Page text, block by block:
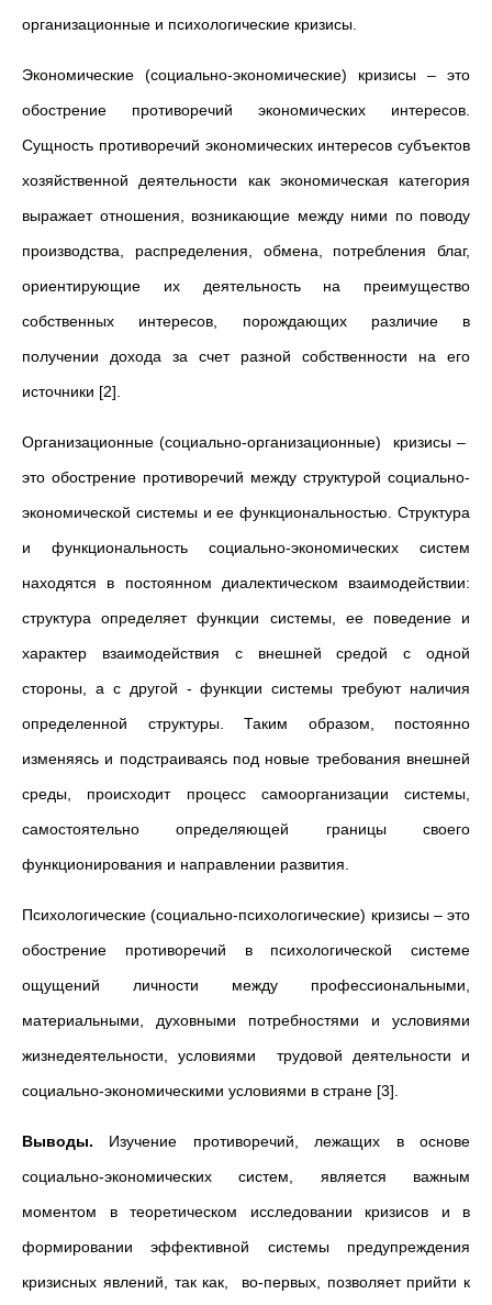
организационные и психологические кризисы.
Экономические (социально-экономические) кризисы – это
обострение противоречий экономических интересов.
Сущность противоречий экономических интересов субъектов
хозяйственной деятельности как экономическая категория
выражает отношения, возникающие между ними по поводу
производства, распределения, обмена, потребления благ,
ориентирующие их деятельность на преимущество
собственных интересов, порождающих различие в
получении дохода за счет разной собственности на его
источники [2].
Организационные (социально-организационные) кризисы –
это обострение противоречий между структурой социально-
экономической системы и ее функциональностью. Структура
и функциональность социально-экономических систем
находятся в постоянном диалектическом взаимодействии:
структура определяет функции системы, ее поведение и
характер взаимодействия с внешней средой с одной
стороны, а с другой - функции системы требуют наличия
определенной структуры. Таким образом, постоянно
изменяясь и подстраиваясь под новые требования внешней
среды, происходит процесс самоорганизации системы,
самостоятельно определяющей границы своего
функционирования и направлении развития.
Психологические (социально-психологические) кризисы – это
обострение противоречий в психологической системе
ощущений личности между профессиональными,
материальными, духовными потребностями и условиями
жизнедеятельности, условиями трудовой деятельности и
социально-экономическими условиями в стране [3].
Выводы. Изучение противоречий, лежащих в основе
социально-экономических систем, является важным
моментом в теоретическом исследовании кризисов и в
формировании эффективной системы предупреждения
кризисных явлений, так как, во-первых, позволяет прийти к